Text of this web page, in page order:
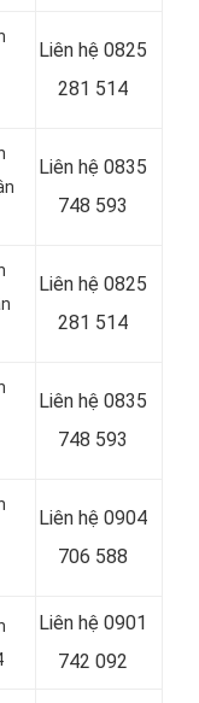
Liên hệ 0825
281 514
Liên hệ 0835
748 593
Liên hệ 0825
281 514
Liên hệ 0835
748 593
Liên hệ 0904
706 588
Liên hệ 0901
742 092